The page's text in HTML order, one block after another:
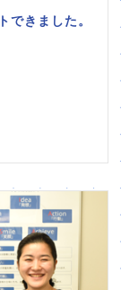
きました。